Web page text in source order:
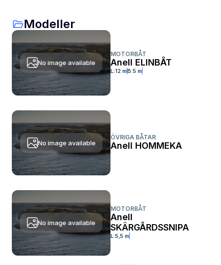
Modeller
No image available
MOTORBÅT
Anell ELINBÅT
L:12 mB:5 m
No image available
ÖVRIGA BÅTAR
Anell HOMMEKA
No image available
MOTORBÅT
Anell
SKÄRGÅRDSSNIPA
L:5,5 m